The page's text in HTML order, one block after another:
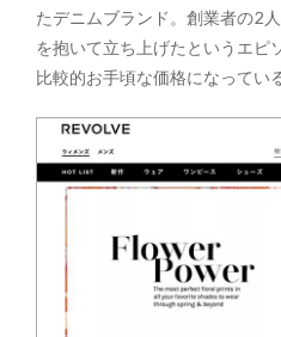
たデニムブランド。創業者の2
を抱いて立ち上げたというエピ
比較的お手頃な価格になっている